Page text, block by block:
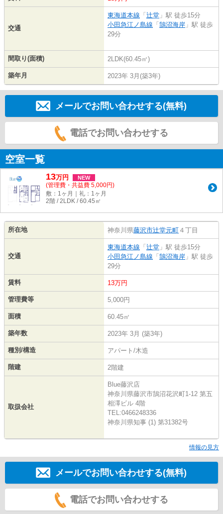
交通
東海道本線 「 辻堂 」駅 徒歩15分
小田急江ノ島線 「 鵠沼海岸 」駅 徒歩
29分
間取り(面積) 2LDK(60.45㎡)
築年月 2023年 3月(築3年)
メールでお問い合わせする(無料)
電話でお問い合わせする
空室一覧
13万円 NEW
(管理費・共益費 5,000円)
敷：1ヶ月｜礼：1ヶ月
2階 / 2LDK / 60.45㎡
所在地 神奈川県藤沢市辻堂元町 ４丁目
交通
東海道本線 「 辻堂 」駅 徒歩15分
小田急江ノ島線 「 鵠沼海岸 」駅 徒歩
29分
賃料 13万円
管理費等 5,000円
面積 60.45㎡
築年数 2023年 3月 (築3年)
種別/構造 アパート/木造
階建 2階建
取扱会社
Blue藤沢店
神奈川県藤沢市鵠沼花沢町1-12 第五
相澤ビル 4階
TEL:0466248336
神奈川県知事 (1) 第31382号
情報の見方
メールでお問い合わせする(無料)
電話でお問い合わせする